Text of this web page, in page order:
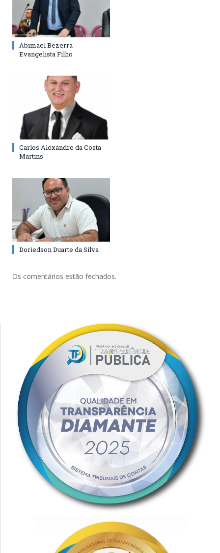
Abimael Bezerra
Evangelista Filho
Carlos Alexandre da Costa
Martins
Doriedson Duarte da Silva
Os comentários estão fechados.